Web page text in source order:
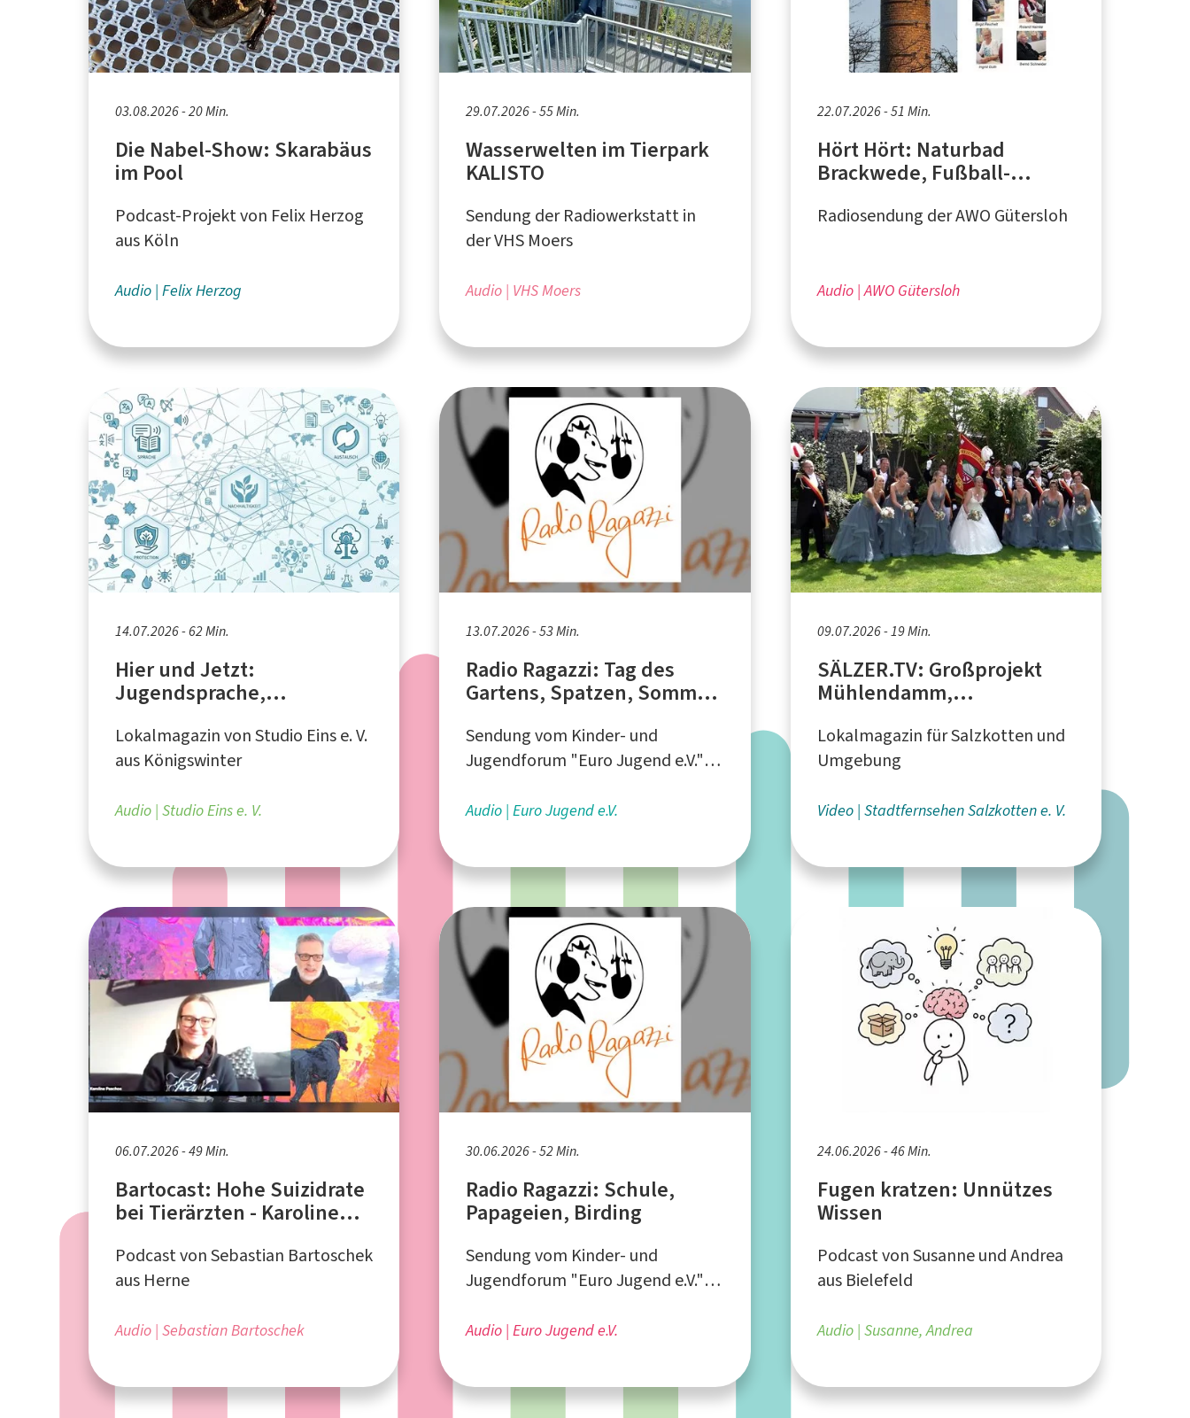
03.08.2026 - 20 Min.
Die Nabel-Show: Skarabäus
im Pool
Podcast-Projekt von Felix Herzog
aus Köln
Audio Felix Herzog
29.07.2026 - 55 Min.
Wasserwelten im Tierpark
KALISTO
Sendung der Radiowerkstatt in
der VHS Moers
Audio VHS Moers
22.07.2026 - 51 Min.
Hört Hört: Naturbad
Brackwede, Fußball-
Radiosendung der AWO Gütersloh
Audio AWO Gütersloh
14.07.2026 - 62 Min.
Hier und Jetzt:
Jugendsprache,
Nachhaltigkeits-Hub Bonn
Lokalmagazin von Studio Eins e. V.
aus Königswinter
Audio Studio Eins e. V.
13.07.2026 - 53 Min.
Radio Ragazzi: Tag des
Gartens, Spatzen, Sommer-
Sendung vom Kinder- und
Jugendforum "Euro Jugend e.V."
Audio Euro Jugend e.V.
09.07.2026 - 19 Min.
SÄLZER.TV: Großprojekt
Mühlendamm,
Uhu im Steinbruch
Lokalmagazin für Salzkotten und
Umgebung
Video Stadtfernsehen Salzkotten e. V.
06.07.2026 - 49 Min.
Bartocast: Hohe Suizidrate
bei Tierärzten - Karoline
Wien
Podcast von Sebastian Bartoschek
aus Herne
Audio Sebastian Bartoschek
30.06.2026 - 52 Min.
Radio Ragazzi: Schule,
Papageien, Birding
Sendung vom Kinder- und
Jugendforum "Euro Jugend e.V."
Audio Euro Jugend e.V.
24.06.2026 - 46 Min.
Fugen kratzen: Unnützes
Wissen
Podcast von Susanne und Andrea
aus Bielefeld
Audio Susanne, Andrea